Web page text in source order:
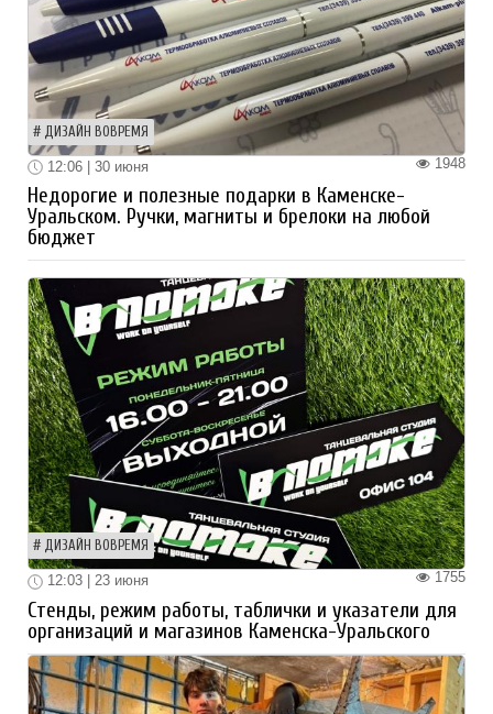
ДИЗАЙН ВОВРЕМЯ
1948
12:06 | 30 июня
Недорогие и полезные подарки в Каменске-
Уральском. Ручки, магниты и брелоки на любой
бюджет
ДИЗАЙН ВОВРЕМЯ
1755
12:03 | 23 июня
Стенды, режим работы, таблички и указатели для
организаций и магазинов Каменска-Уральского